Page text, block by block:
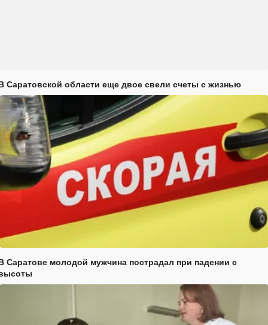
Саратовской области еще двое свели счеты с жизнью
Саратове молодой мужчина пострадал при падении с